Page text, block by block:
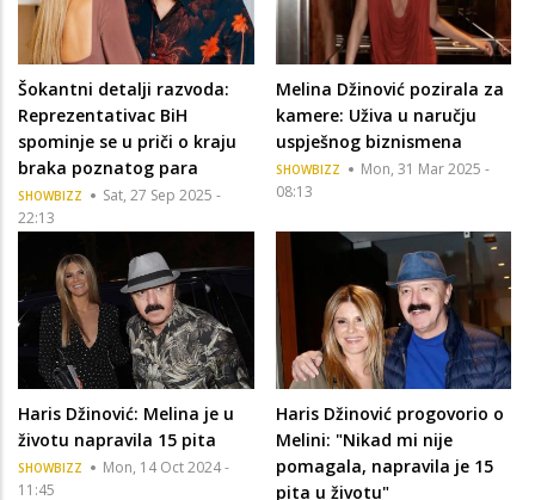
Šokantni detalji razvoda:
Reprezentativac BiH
spominje se u priči o kraju
braka poznatog para
SHOWBIZZ
Sat, 27 Sep 2025 -
22:13
Melina Džinović pozirala za
kamere: Uživa u naručju
uspješnog biznismena
SHOWBIZZ
Mon, 31 Mar 2025 -
08:13
Haris Džinović: Melina je u
životu napravila 15 pita
SHOWBIZZ
Mon, 14 Oct 2024 -
11:45
Haris Džinović progovorio o
Melini: "Nikad mi nije
pomagala, napravila je 15
pita u životu"